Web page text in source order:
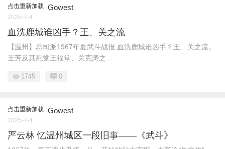
点击重新加载 Gowest
2025-7-4
血洗鹿城谁凶手？王、关之流
【温州】总司派1967年夏武斗战报 血洗鹿城谁凶手？王、关之流。
王芳及其死党王福堂、关克涛之 ...
1745 0
点击重新加载 Gowest
2025-7-4
严云林 忆温州城区一段旧事——《武斗》